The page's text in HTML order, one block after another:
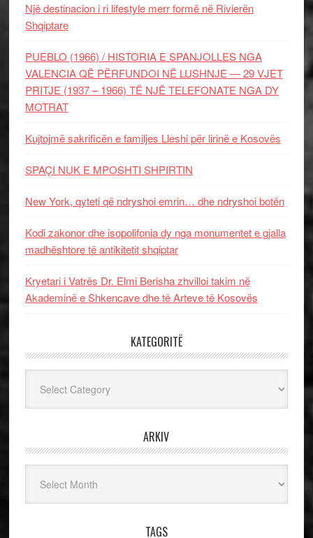
Një destinacion i ri lifestyle merr formë në Rivierën
Shqiptare
PUEBLO (1966) / HISTORIA E SPANJOLLES NGA
VALENCIA QË PËRFUNDOI NË LUSHNJE — 29 VJET
PRITJE (1937 – 1966) TË NJË TELEFONATE NGA DY
MOTRAT
Kujtojmë sakrificën e familjes Lleshi për lirinë e Kosovës
SPAÇI NUK E MPOSHTI SHPIRTIN
New York, qyteti që ndryshoi emrin… dhe ndryshoi botën
Kodi zakonor dhe isopolifonia dy nga monumentet e gjalla
madhështore të antikitetit shqiptar
Kryetari i Vatrës Dr. Elmi Berisha zhvilloi takim në
Akademinë e Shkencave dhe të Arteve të Kosovës
KATEGORITË
ARKIV
TAGS